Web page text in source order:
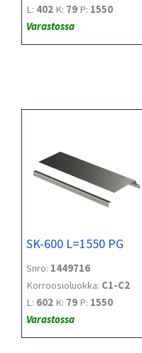
L: 402 K: 79 P: 1550
Varastossa
SK-600 L=1550 PG
Snro: 1449716
Korroosioluokka: C1-C2
L: 602 K: 79 P: 1550
Varastossa